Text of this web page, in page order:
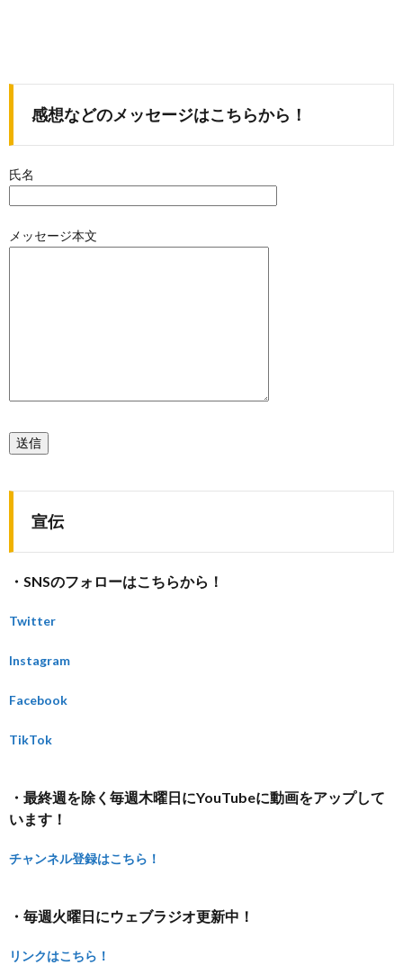
感想などのメッセージはこちらから！
氏名
メッセージ本文
宣伝
・SNSのフォローはこちらから！
Twitter
Instagram
Facebook
TikTok
・最終週を除く毎週木曜日にYouTubeに動画をアップして
います！
チャンネル登録はこちら！
・毎週火曜日にウェブラジオ更新中！
リンクはこちら！